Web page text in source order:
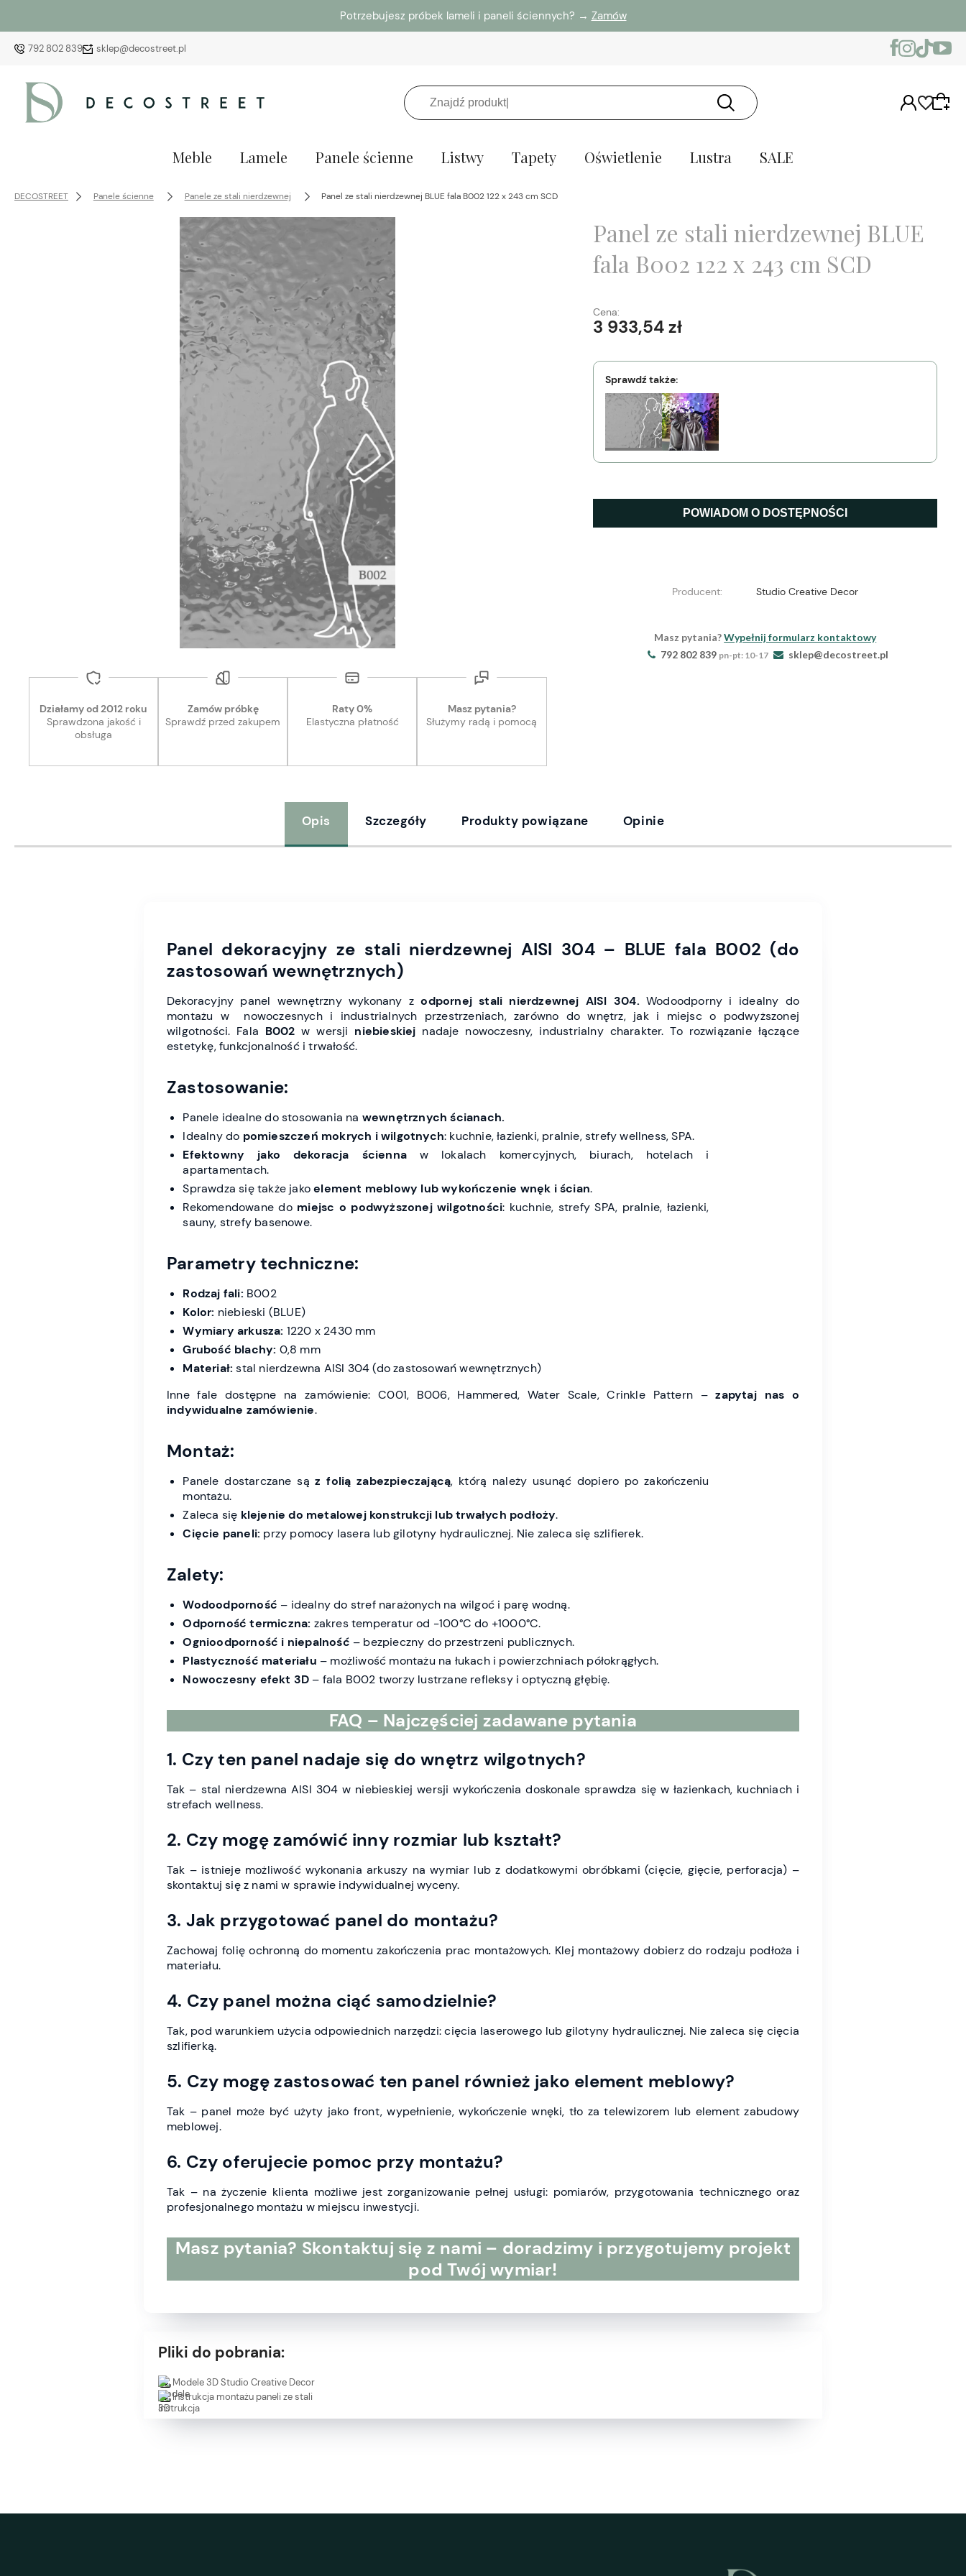
Potrzebujesz próbek lameli i paneli ściennych? → Zamów
792 802 839 sklep@decostreet.pl
Meble Lamele Panele ścienne Listwy Tapety Oświetlenie Lustra SALE
DECOSTREET Panele ścienne Panele ze stali nierdzewnej Panel ze stali nierdzewnej BLUE fala B002 122 x 243 cm SCD
Działamy od 2012 roku
Sprawdzona jakość i
obsługa
Zamów próbkę
Sprawdź przed zakupem
Raty 0%
Elastyczna płatność
Masz pytania?
Służymy radą i pomocą
Panel ze stali nierdzewnej BLUE
fala B002 122 x 243 cm SCD
Cena:
3 933,54 zł
Sprawdź także:
POWIADOM O DOSTĘPNOŚCI
Producent: Studio Creative Decor
Masz pytania?Wypełnij formularz kontaktowy
792 802 839 pn-pt: 10-17 sklep@decostreet.pl
Opis Szczegóły Produkty powiązane Opinie
Panel dekoracyjny ze stali nierdzewnej AISI 304 – BLUE fala B002 (do
zastosowań wewnętrznych)
Dekoracyjny panel wewnętrzny wykonany zodpornej stali nierdzewnej AISI 304.Wodoodporny i idealny do
montażu w nowoczesnych i industrialnych przestrzeniach, zarówno do wnętrz, jak i miejsc o podwyższonej
wilgotności. Fala B002w wersji niebieskiej nadaje nowoczesny, industrialny charakter. To rozwiązanie łączące
estetykę, funkcjonalność i trwałość.
Zastosowanie:
Panele idealne do stosowania na wewnętrznych ścianach.
Idealny do pomieszczeń mokrych i wilgotnych: kuchnie, łazienki, pralnie, strefy wellness, SPA.
Efektowny jako dekoracja ściennaw lokalach komercyjnych, biurach, hotelach i
apartamentach.
Sprawdza się także jakoelement meblowy lub wykończenie wnęk i ścian.
Rekomendowane do miejsc o podwyższonej wilgotności: kuchnie, strefy SPA, pralnie, łazienki,
sauny, strefy basenowe.
Parametry techniczne:
Rodzaj fali: B002
Kolor: niebieski (BLUE)
Wymiary arkusza: 1220 x 2430 mm
Grubość blachy: 0,8 mm
Materiał: stal nierdzewna AISI 304 (do zastosowań wewnętrznych)
Inne fale dostępne na zamówienie: C001, B006, Hammered, Water Scale, Crinkle Pattern –zapytaj nas o
indywidualne zamówienie.
Montaż:
Panele dostarczane sąz folią zabezpieczającą, którą należy usunąć dopiero po zakończeniu
montażu.
Zaleca się klejenie do metalowej konstrukcji lub trwałych podłoży.
Cięcie paneli: przy pomocy lasera lub gilotyny hydraulicznej. Nie zaleca się szlifierek.
Zalety:
Wodoodporność – idealny do stref narażonych na wilgoć i parę wodną.
Odporność termiczna: zakres temperatur od -100°C do +1000°C.
Ognioodporność i niepalność – bezpieczny do przestrzeni publicznych.
Plastyczność materiału – możliwość montażu na łukach i powierzchniach półokrągłych.
Nowoczesny efekt 3D – fala B002 tworzy lustrzane refleksy i optyczną głębię.
FAQ – Najczęściej zadawane pytania
1. Czy ten panel nadaje się do wnętrz wilgotnych?
Tak – stal nierdzewna AISI 304 w niebieskiej wersji wykończenia doskonale sprawdza się w łazienkach, kuchniach i
strefach wellness.
2. Czy mogę zamówić inny rozmiar lub kształt?
Tak – istnieje możliwość wykonania arkuszy na wymiar lub z dodatkowymi obróbkami (cięcie, gięcie, perforacja) –
skontaktuj się z nami w sprawie indywidualnej wyceny.
3. Jak przygotować panel do montażu?
Zachowaj folię ochronną do momentu zakończenia prac montażowych. Klej montażowy dobierz do rodzaju podłoża i
materiału.
4. Czy panel można ciąć samodzielnie?
Tak, pod warunkiem użycia odpowiednich narzędzi: cięcia laserowego lub gilotyny hydraulicznej. Nie zaleca się cięcia
szlifierką.
5. Czy mogę zastosować ten panel również jako element meblowy?
Tak – panel może być użyty jako front, wypełnienie, wykończenie wnęki, tło za telewizorem lub element zabudowy
meblowej.
6. Czy oferujecie pomoc przy montażu?
Tak – na życzenie klienta możliwe jest zorganizowanie pełnej usługi: pomiarów, przygotowania technicznego oraz
profesjonalnego montażu w miejscu inwestycji.
Masz pytania? Skontaktuj się z nami – doradzimy i przygotujemy projekt
pod Twój wymiar!
Pliki do pobrania:
Modele 3D Studio Creative Decor
Instrukcja montażu paneli ze stali